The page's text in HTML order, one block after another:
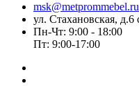
msk@metprommebel.ru
ул. Стахановская, д.6
Пн-Чт: 9:00 - 18:00
Пт: 9:00-17:00